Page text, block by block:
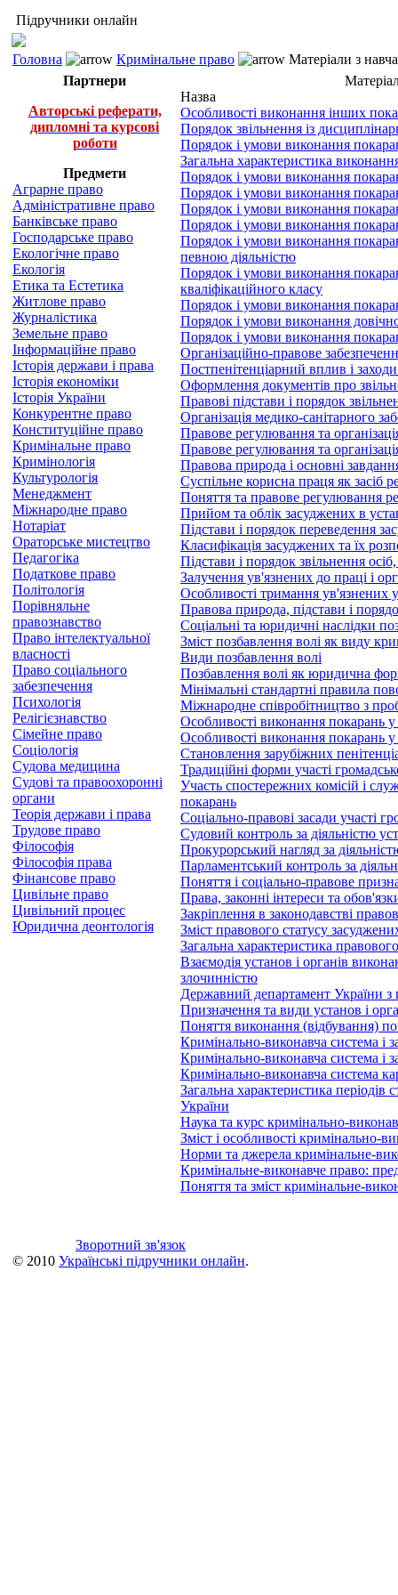
Підручники онлайн
Головна Кримінальне право
Матеріали з
Партнери
Авторські реферати,
дипломні та курсові
роботи
Предмети
Аграрне право
Адміністративне право
Банківське право
Господарське право
Екологічне право
Екологія
Етика та Естетика
Житлове право
Журналістика
Земельне право
Інформаційне право
Історія держави і права
Історія економіки
Історія України
Конкурентне право
Конституційне право
Кримінальне право
Кримінологія
Культурологія
Менеджмент
Міжнародне право
Нотаріат
Ораторське мистецтво
Педагогіка
Податкове право
Політологія
Порівняльне
правознавство
Право інтелектуальної
власності
Право соціального
забезпечення
Психологія
Релігієзнавство
Сімейне право
Соціологія
Судова медицина
Судові та правоохоронні
органи
Теорія держави і права
Трудове право
Філософія
Філософія права
Фінансове право
Цивільне право
Цивільний процес
Юридична деонтологія
Назва
Особливості виконання інших
Порядок звільнення із
Порядок і умови виконання
Загальна характеристика
Порядок і умови виконання
Порядок і умови виконання
Порядок і умови виконання
Порядок і умови виконання
Порядок і умови виконання
певною діяльністю
Порядок і умови виконання
кваліфікаційного класу
Порядок і умови виконання
Порядок і умови виконання
Порядок і умови виконання
Організаційно-правове
Постпенітенціарний вплив і
Оформлення документів про
Правові підстави і порядок
Організація медико-санітарного
Правове регулювання та
Правове регулювання та
Правова природа і основні
Суспільне корисна праця як засіб
Поняття та правове регулювання
Прийом та облік засуджених в
Підстави і порядок переведення
Класифікація засуджених та їх
Підстави і порядок звільнення
Залучення ув'язнених до праці і
Особливості тримання ув'язнених у
Правова природа, підстави і
Соціальні та юридичні наслідки
Зміст позбавлення волі як виду
Види позбавлення волі
Позбавлення волі як юридична
Мінімальні стандартні правила
Міжнародне співробітництво з
Особливості виконання покарань
Особливості виконання покарань
Становлення зарубіжних
Традиційні форми участі
Участь спостережних комісій і
покарань
Соціально-правові засади участі
Судовий контроль за діяльністю
Прокурорський нагляд за
Парламентський контроль за
Поняття і соціально-правове
Права, законні інтереси та
Закріплення в законодавстві
Зміст правового статусу
Загальна характеристика
Взаємодія установ і органів
злочинністю
Державний департамент України з
Призначення та види установ і
Поняття виконання (відбування)
Кримінально-виконавча система і
Кримінально-виконавча система і
Кримінально-виконавча система
Загальна характеристика періодів
України
Наука та курс кримінально-
Зміст і особливості кримінально-
Норми та джерела кримінальне-
Кримінальне-виконавче право:
Поняття та зміст кримінальне-
Зворотний зв'язок
© 2010 Українські підручники онлайн.